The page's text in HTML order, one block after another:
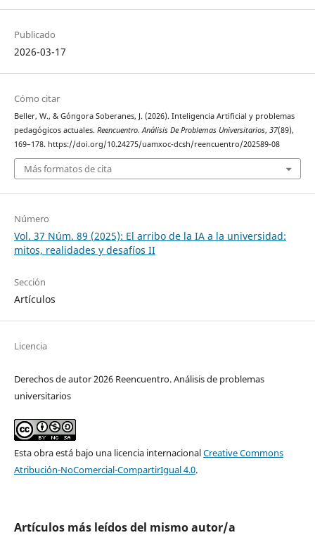
Publicado
2026-03-17
Cómo citar
Beller, W., & Góngora Soberanes, J. (2026). Inteligencia Artificial y problemas
pedagógicos actuales. Reencuentro. Análisis De Problemas Universitarios, 37(89),
169–178. https://doi.org/10.24275/uamxoc-dcsh/reencuentro/202589-08
Más formatos de cita
Número
Vol. 37 Núm. 89 (2025): El arribo de la IA a la universidad:
mitos, realidades y desafíos II
Sección
Artículos
Licencia
Derechos de autor 2026 Reencuentro. Análisis de problemas
universitarios
Esta obra está bajo una licencia internacionalCreative Commons
Atribución-NoComercial-CompartirIgual 4.0.
Artículos más leídos del mismo autor/a